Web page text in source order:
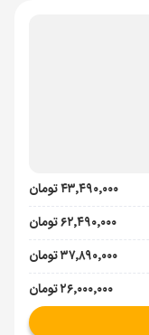
۴۳٬۴۹۰٬۰۰۰ تومان
۶۲٬۴۹۰٬۰۰۰ تومان
۳۷٬۸۹۰٬۰۰۰ تومان
۲۶٬۰۰۰٬۰۰۰ تومان